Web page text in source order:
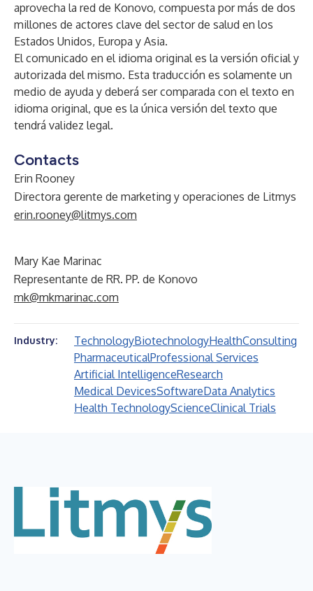
aprovecha la red de Konovo, compuesta por más de dos
millones de actores clave del sector de salud en los
Estados Unidos, Europa y Asia.
El comunicado en el idioma original es la versión oficial y
autorizada del mismo. Esta traducción es solamente un
medio de ayuda y deberá ser comparada con el texto en
idioma original, que es la única versión del texto que
tendrá validez legal.
Contacts
Erin Rooney
Directora gerente de marketing y operaciones de Litmys
erin.rooney@litmys.com
Mary Kae Marinac
Representante de RR. PP. de Konovo
mk@mkmarinac.com
Industry: TechnologyBiotechnologyHealthConsulting
PharmaceuticalProfessional Services
Artificial IntelligenceResearch
Medical DevicesSoftwareData Analytics
Health TechnologyScienceClinical Trials